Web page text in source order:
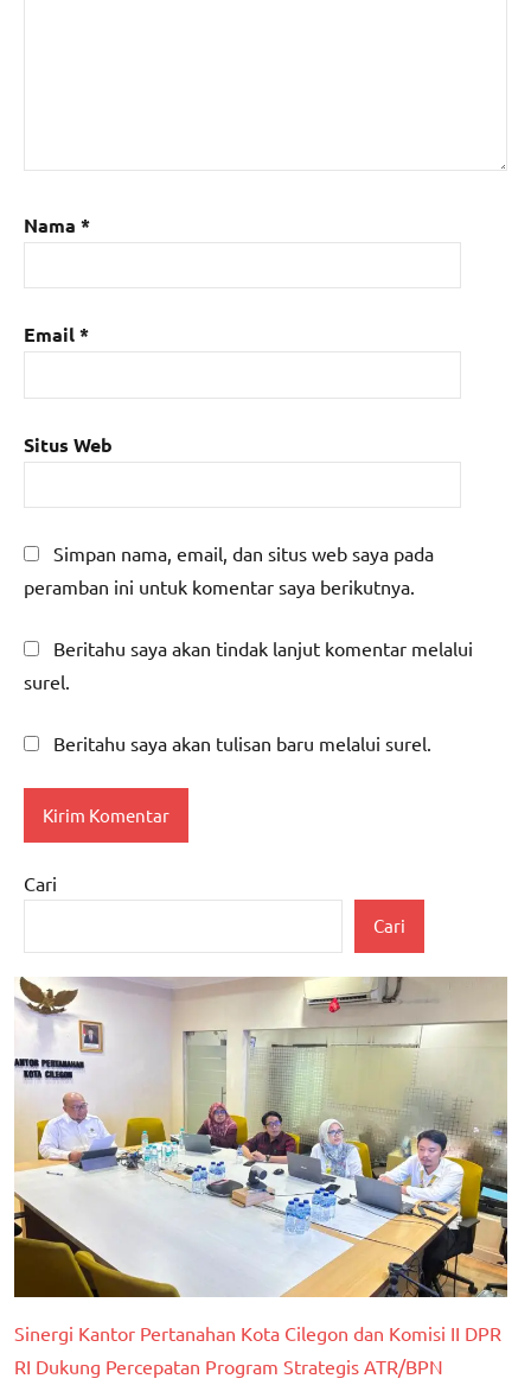
Nama *
Email*
Situs Web
Simpan nama, email, dan situs web saya pada
peramban ini untuk komentar saya berikutnya.
Beritahu saya akan tindak lanjut komentar melalui
surel.
Beritahu saya akan tulisan baru melalui surel.
Cari
Cari
Sinergi Kantor Pertanahan Kota Cilegon dan Komisi II DPR
RI Dukung Percepatan Program Strategis ATR/BPN